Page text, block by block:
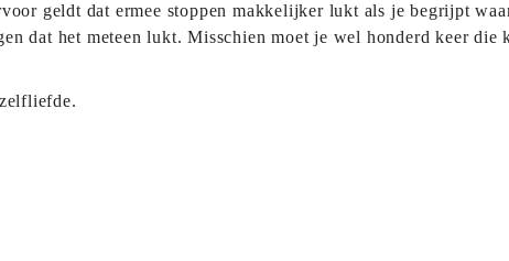
geldt dat ermee stoppen makkelijker lukt als je begrijpt
dat het meteen lukt. Misschien moet je wel honderd keer die